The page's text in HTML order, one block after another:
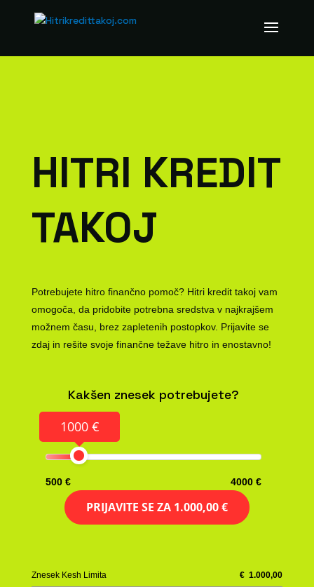
HITRI KREDIT
TAKOJ
Potrebujete hitro finančno pomoč? Hitri kredit takoj vam
omogoča, da pridobite potrebna sredstva v najkrajšem
možnem času, brez zapletenih postopkov. Prijavite se
zdaj in rešite svoje finančne težave hitro in enostavno!
Kakšen znesek potrebujete?
1000 €
500 € 4000 €
PRIJAVITE SE ZA 1.000,00 €
Znesek Kesh Limita €1.000,00